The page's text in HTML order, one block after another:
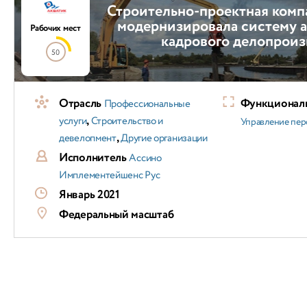
Строительно-проектная
модернизировала систему
кадрового
Рабочих мест
50
Отрасль Профессиональные
услуги,Строительство и
девелопмент,Другие организации
ИсполнительАссино
Имплементейшенс Рус
Январь 2021
Федеральный масштаб
Управление